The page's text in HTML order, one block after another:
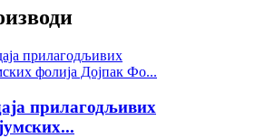
прилагодљивих